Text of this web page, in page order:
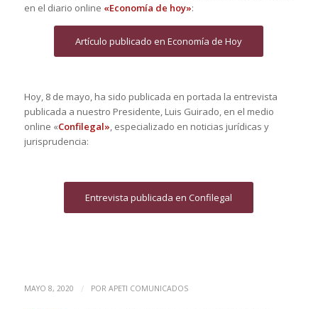
en el diario online «Economía de hoy»:
Artículo publicado en Economía de Hoy
Hoy, 8 de mayo, ha sido publicada en portada la entrevista
publicada a nuestro Presidente, Luis Guirado, en el medio
online «Confilegal», especializado en noticias jurídicas y
jurisprudencia:
Entrevista publicada en Confilegal
MAYO 8, 2020 / POR APETI COMUNICADOS